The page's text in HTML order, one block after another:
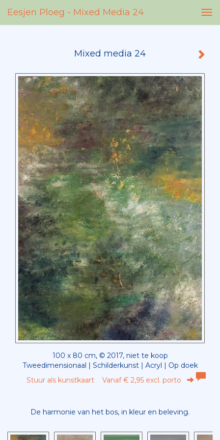
Eesjen Ploeg - Mixed Media 24
Mixed media 24
100 x 80 cm, © 2017, niet te koop
Tweedimensionaal | Schilderkunst | Acryl | Op doek
Stuur als kunstkaart Vanaf € 2,95 excl. porto
De harmonie van het bos, in kleur en beleving.